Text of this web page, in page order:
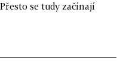
se tudy začínají